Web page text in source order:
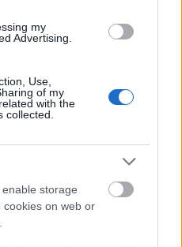
my
Advertising.
Use,
of my
with the
collected.
storage
cookies on web or
twarzy. Dzięki niej
od nieznanej osoby
powiadomienie w
wyświetla je na
za pośrednictwem
np. z kurierem